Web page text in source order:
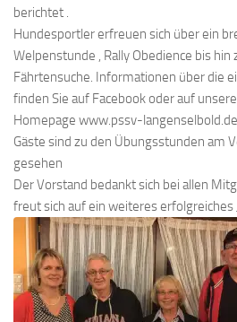
berichtet .
Hundesportler erfreuen sich über ein
Welpenstunde , Rally Obedience bis
Fährtensuche. Informationen über die
finden Sie auf Facebook oder auf
Homepage www.pssv-
Gäste sind zu den Übungsstunden am
gesehen
Der Vorstand bedankt sich bei allen
freut sich auf ein weiteres erfolgreiches